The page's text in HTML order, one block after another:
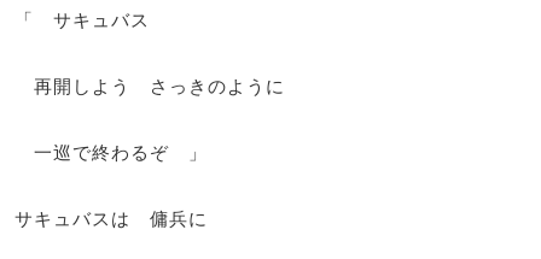
「 サキュバス
再開しよう さっきのように
一巡で終わるぞ 」
サキュバスは 傭兵に